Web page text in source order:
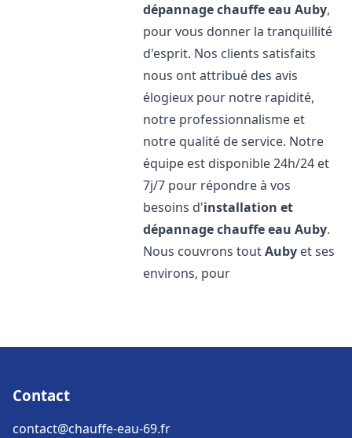
dépannage chauffe eau Auby,
pour vous donner la tranquillité
d'esprit. Nos clients satisfaits
nous ont attribué des avis
élogieux pour notre rapidité,
notre professionnalisme et
notre qualité de service. Notre
équipe est disponible 24h/24 et
7j/7 pour répondre à vos
besoins d'installation et
dépannage chauffe eau Auby.
Nous couvrons toutAuby et ses
environs, pour
Contact
contact@chauffe-eau-69.fr